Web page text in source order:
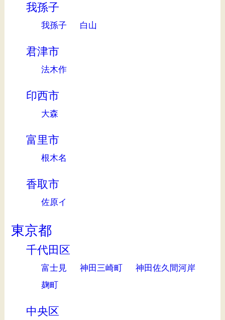
我孫子
我孫子 白山
君津市
法木作
印西市
大森
富里市
根木名
香取市
佐原イ
東京都
千代田区
富士見 神田三崎町
神田佐久間河岸
麹町
中央区